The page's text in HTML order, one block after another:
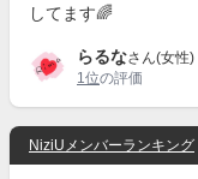
してます🌈
らるなさん(女性)
1位の評価
NiziUメンバーランキング